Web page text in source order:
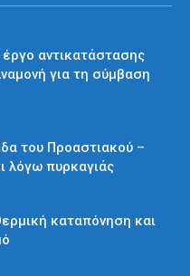
αντικατάστασης
για τη σύμβαση
του Προαστιακού –
λόγω πυρκαγιάς
καταπόνηση και